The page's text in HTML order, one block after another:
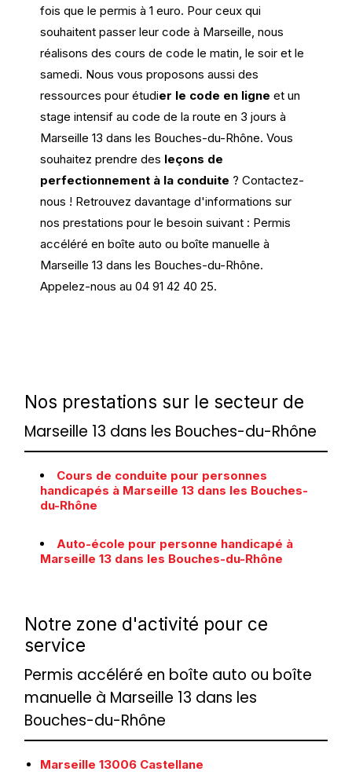
fois que le permis à 1 euro. Pour ceux qui
souhaitent passer leur code à Marseille, nous
réalisons des cours de code le matin, le soir et le
samedi. Nous vous proposons aussi des
ressources pour étudier le code en ligne et un
stage intensif au code de la route en 3 jours à
Marseille 13 dans les Bouches-du-Rhône. Vous
souhaitez prendre des leçons de
perfectionnement à la conduite ? Contactez-
nous ! Retrouvez davantage d'informations sur
nos prestations pour le besoin suivant : Permis
accéléré en boîte auto ou boîte manuelle à
Marseille 13 dans les Bouches-du-Rhône.
Appelez-nous au 04 91 42 40 25.
Nos prestations sur le secteur de
Marseille 13 dans les Bouches-du-Rhône
Cours de conduite pour personnes
handicapés à Marseille 13 dans les Bouches-
du-Rhône
Auto-école pour personne handicapé à
Marseille 13 dans les Bouches-du-Rhône
Notre zone d'activité pour ce
service
Permis accéléré en boîte auto ou boîte
manuelle à Marseille 13 dans les
Bouches-du-Rhône
Marseille 13006 Castellane